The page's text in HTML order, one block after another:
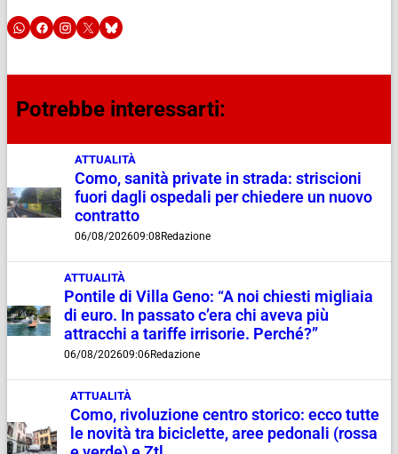
Potrebbe interessarti:
ATTUALITÀ
Como, sanità private in strada: striscioni
fuori dagli ospedali per chiedere un nuovo
contratto
06/08/202609:08 Redazione
ATTUALITÀ
Pontile di Villa Geno: “A noi chiesti migliaia
di euro. In passato c’era chi aveva più
attracchi a tariffe irrisorie. Perché?”
06/08/202609:06Redazione
ATTUALITÀ
Como, rivoluzione centro storico: ecco tutte
le novità tra biciclette, aree pedonali (rossa